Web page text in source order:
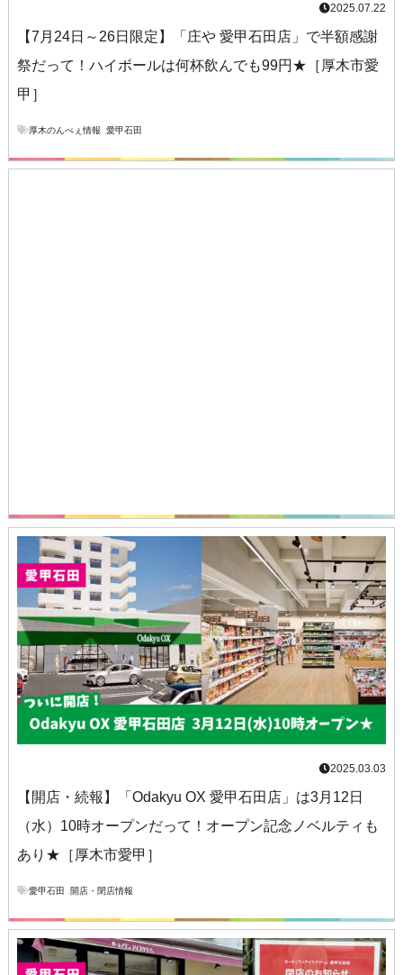
2025.07.22
【7月24日～26日限定】「庄や 愛甲石田店」で半額感謝
祭だって！ハイボールは何杯飲んでも99円★［厚木市愛
甲］
厚木のんべぇ情報 愛甲石田
2025.03.03
【開店・続報】「Odakyu OX 愛甲石田店」は3月12日
（水）10時オープンだって！オープン記念ノベルティも
あり★［厚木市愛甲］
愛甲石田 開店・閉店情報